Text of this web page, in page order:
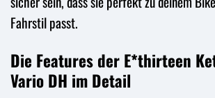
Fahrstil passt.
Die Features der E*thirteen
Vario DH im Detail